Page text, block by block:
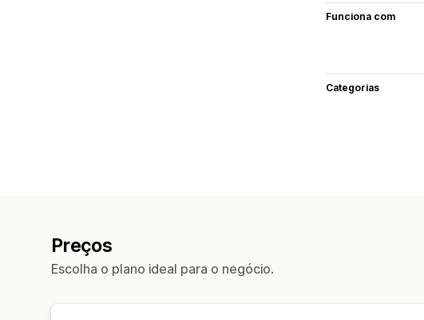
Funciona com
Categorias
Preços
Escolha o plano ideal para o negócio.